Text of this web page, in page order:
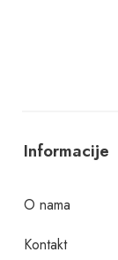
Informacije
O nama
Kontakt